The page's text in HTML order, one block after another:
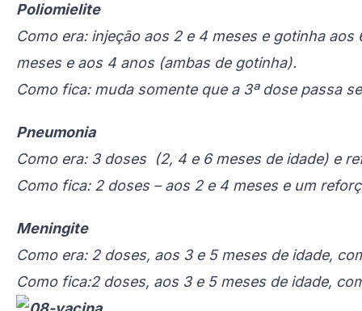
Poliomielite
Como era: injeção aos 2 e 4 meses e gotinha
meses e aos 4 anos (ambas de gotinha).
Como fica: muda somente que a 3ª dose passa
Pneumonia
Como era: 3 doses (2, 4 e 6 meses de idade) e
Como fica: 2 doses – aos 2 e 4 meses e um
Meningite
Como era: 2 doses, aos 3 e 5 meses de idade,
Como fica:2 doses, aos 3 e 5 meses de idade,